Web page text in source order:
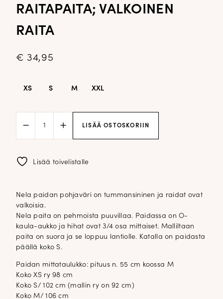
RAITAPAITA; VALKOINEN
RAITA
€ 34,95
XS S M XXL
tummansininen
raitapaita;
raita
LISÄÄ OSTOSKORIIN
Lisää toivelistalle
Nela paidan pohjaväri on tummansininen ja raidat ovat
valkoisia.
Nela paita on pehmoista puuvillaa. Paidassa on O-
kaula-aukko ja hihat ovat 3/4 osa mittaiset. Malliltaan
paita on suora ja se loppuu lantiolle. Katalla on paidasta
päällä koko S.
Paidan mittataulukko: pituus n. 55 cm koossa M
Koko XS ry 98 cm
Koko S/ 102 cm (mallin ry on 92 cm)
Koko M/ 106 cm